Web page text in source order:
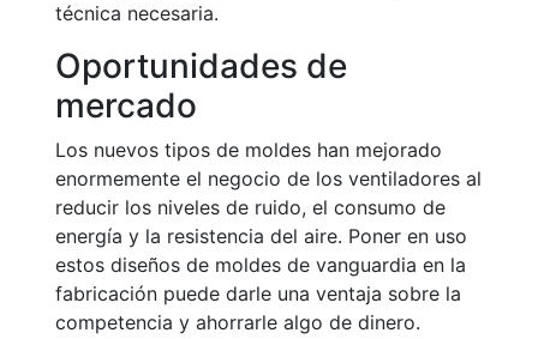
técnica necesaria.
Oportunidades de
mercado
Los nuevos tipos de moldes han mejorado
enormemente el negocio de los ventiladores al
reducir los niveles de ruido, el consumo de
energía y la resistencia del aire. Poner en uso
estos diseños de moldes de vanguardia en la
fabricación puede darle una ventaja sobre la
competencia y ahorrarle algo de dinero.